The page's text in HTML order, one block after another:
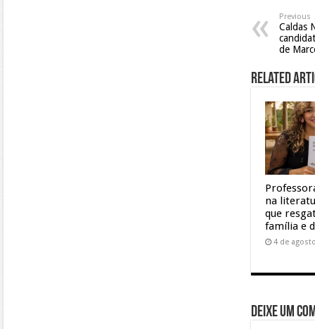
Previous
Caldas
de
Related
na
que
família e
4 de
Deixe um